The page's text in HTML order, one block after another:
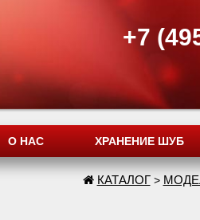
+7
О НАС ХРАНЕНИЕ ШУБ
КАТАЛОГ>